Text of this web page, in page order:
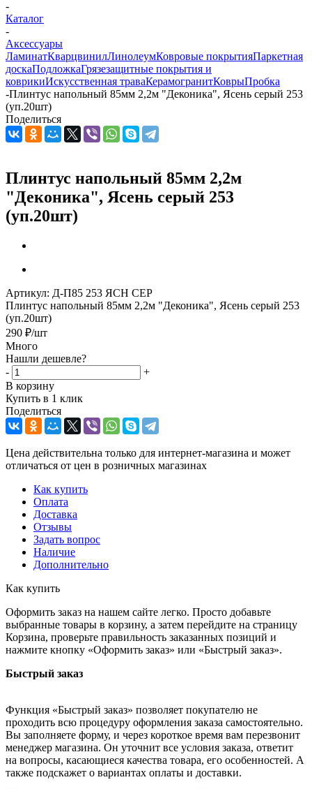
-
Каталог
-
Аксессуары
ЛаминатКварцвинилЛинолеумКовровые покрытияПаркетная
доскаПодложкаГрязезащитные покрытия и
коврикиИскусственная траваКерамогранитКоврыПробка
-Плинтус напольный 85мм 2,2м "Деконика", Ясень серый 253
(уп.20шт)
Поделиться
Плинтус напольный 85мм 2,2м
"Деконика", Ясень серый 253
(уп.20шт)
Артикул: Д-П85 253 ЯСН СЕР
Плинтус напольный 85мм 2,2м "Деконика", Ясень серый 253
(уп.20шт)
290 ₽/шт
Много
Нашли дешевле?
-
+
В корзину
Купить в 1 клик
Поделиться
Цена действительна только для интернет-магазина и может
отличаться от цен в розничных магазинах
Как купить
Оплата
Доставка
Отзывы
Задать вопрос
Наличие
Дополнительно
Как купить
Оформить заказ на нашем сайте легко. Просто добавьте
выбранные товары в корзину, а затем перейдите на страницу
Корзина, проверьте правильность заказанных позиций и
нажмите кнопку «Оформить заказ» или «Быстрый заказ».
Быстрый заказ
Функция «Быстрый заказ» позволяет покупателю не
проходить всю процедуру оформления заказа самостоятельно.
Вы заполняете форму, и через короткое время вам перезвонит
менеджер магазина. Он уточнит все условия заказа, ответит
на вопросы, касающиеся качества товара, его особенностей. А
также подскажет о вариантах оплаты и доставки.